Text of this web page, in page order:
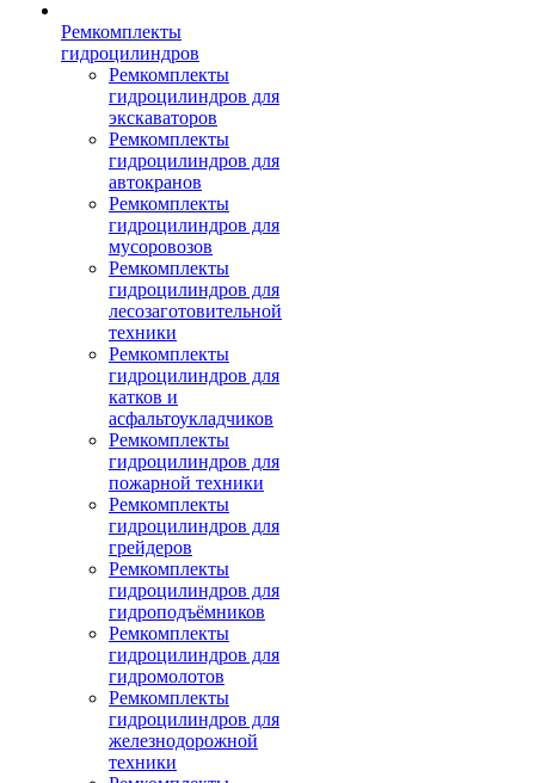
Ремкомплекты
гидроцилиндров
Ремкомплекты
гидроцилиндров для
экскаваторов
Ремкомплекты
гидроцилиндров для
автокранов
Ремкомплекты
гидроцилиндров для
мусоровозов
Ремкомплекты
гидроцилиндров для
лесозаготовительной
техники
Ремкомплекты
гидроцилиндров для
катков и
асфальтоукладчиков
Ремкомплекты
гидроцилиндров для
пожарной техники
Ремкомплекты
гидроцилиндров для
грейдеров
Ремкомплекты
гидроцилиндров для
гидроподъёмников
Ремкомплекты
гидроцилиндров для
гидромолотов
Ремкомплекты
гидроцилиндров для
железнодорожной
техники